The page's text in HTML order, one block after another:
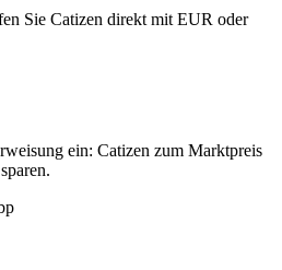
Sie Catizen direkt mit EUR oder
ein: Catizen zum Marktpreis